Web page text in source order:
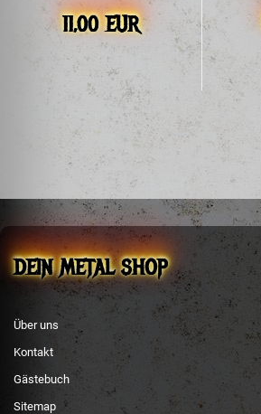
11,00 EUR
DEIN METAL SHOP
Über uns
Kontakt
Gästebuch
Sitemap